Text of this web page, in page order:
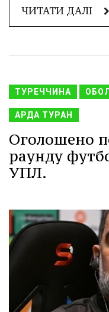
ЧИТАТИ ДАЛІ
ТУРЕЧЧИНА
АРДА ТУРАН
Оголошено
раунду
УПЛ.